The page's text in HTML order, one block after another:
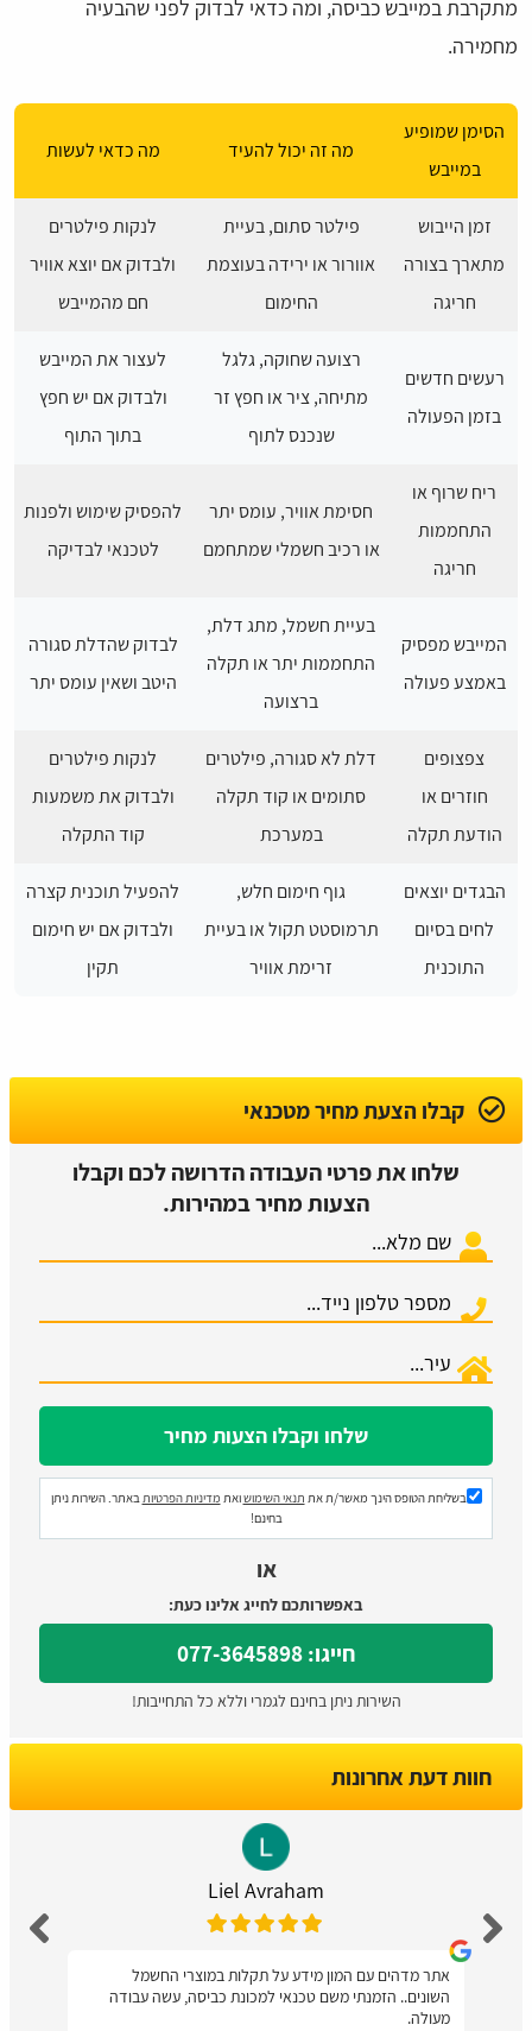
מתקרבת במייבש כביסה, ומה כדאי לבדוק לפני שהבעיה
מחמירה.
הסימן שמופיע
במייבש
מה זה יכול להעיד מה כדאי לעשות
זמן הייבוש
מתארך בצורה
חריגה
פילטר סתום, בעיית
אוורור או ירידה בעוצמת
החימום
לנקות פילטרים
ולבדוק אם יוצא אוויר
חם מהמייבש
רעשים חדשים
בזמן הפעולה
רצועה שחוקה, גלגל
מתיחה, ציר או חפץ זר
שנכנס לתוף
לעצור את המייבש
ולבדוק אם יש חפץ
בתוך התוף
ריח שרוף או
התחממות
חריגה
חסימת אוויר, עומס יתר
או רכיב חשמלי שמתחמם
להפסיק שימוש ולפנות
לטכנאי לבדיקה
המייבש מפסיק
באמצע פעולה
בעיית חשמל, מתג דלת,
התחממות יתר או תקלה
ברצועה
לבדוק שהדלת סגורה
היטב ושאין עומס יתר
צפצופים
חוזרים או
הודעת תקלה
דלת לא סגורה, פילטרים
סתומים או קוד תקלה
במערכת
לנקות פילטרים
ולבדוק את משמעות
קוד התקלה
הבגדים יוצאים
לחים בסיום
התוכנית
גוף חימום חלש,
תרמוסטט תקול או בעיית
זרימת אוויר
להפעיל תוכנית קצרה
ולבדוק אם יש חימום
תקין
קבלו הצעת מחיר מטכנאי
שלחו את פרטי העבודה הדרושה לכם וקבלו
הצעות מחיר במהירות.
בשליחת הטופס הינך מאשר/ת את תנאי השימושואת מדיניות הפרטיותבאתר. השירות ניתן
בחינם!
או
באפשרותכם לחייג אלינו כעת:
חייגו: 077-3645898
השירות ניתן בחינם לגמרי וללא כל התחייבות!
חוות דעת אחרונות
Liel Avraham
אתר מדהים עם המון מידע על תקלות במוצרי החשמל
השונים.. הזמנתי משם טכנאי למכונת כביסה, עשה עבודה
מעולה.